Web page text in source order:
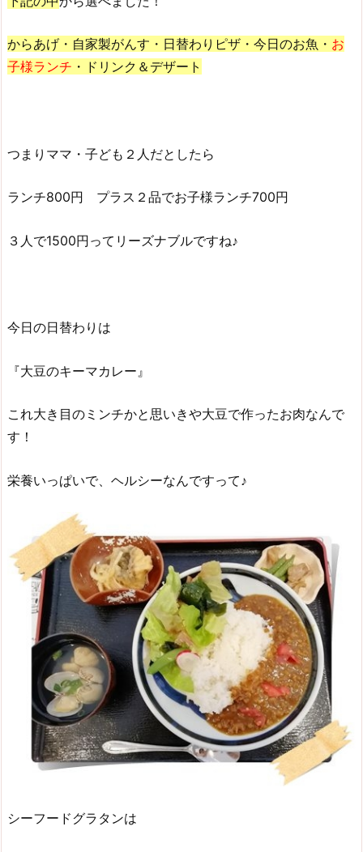
からあげ・自家製がんす・日替わりピザ・今日のお魚・ お
子様ランチ ・ドリンク＆デザート
つまりママ・子ども２人だとしたら
ランチ800円 プラス２品でお子様ランチ700円
３人で1500円ってリーズナブルですね♪
今日の日替わりは
『大豆のキーマカレー』
これ大き目のミンチかと思いきや大豆で作ったお肉なんで
す！
栄養いっぱいで、ヘルシーなんですって♪
シーフードグラタンは